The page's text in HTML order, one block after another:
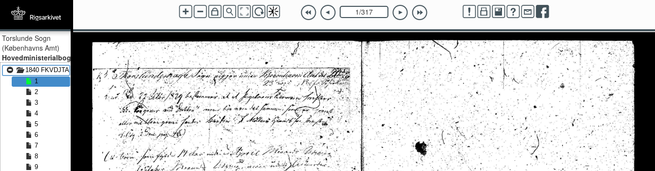
Torslunde Sogn
(Københavns Amt)
Hovedministerialbog
1840 FKVDJTA - 1873 FKVDJTA
1
2
3
4
5
6
7
8
9